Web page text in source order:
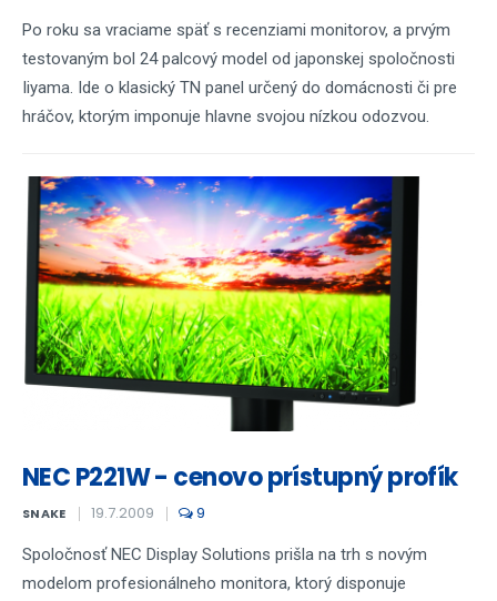
Po roku sa vraciame späť s recenziami monitorov, a prvým
testovaným bol 24 palcový model od japonskej spoločnosti
Iiyama. Ide o klasický TN panel určený do domácnosti či pre
hráčov, ktorým imponuje hlavne svojou nízkou odozvou.
NEC P221W - cenovo prístupný profík
SNAKE 19.7.2009 9
Spoločnosť NEC Display Solutions prišla na trh s novým
modelom profesionálneho monitora, ktorý disponuje